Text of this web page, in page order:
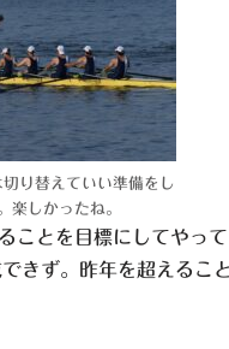
り替えていい準備をし
楽しかったね。
ことを目標にしてやっ
きず。昨年を超えるこ